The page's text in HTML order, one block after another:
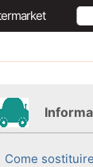
Come